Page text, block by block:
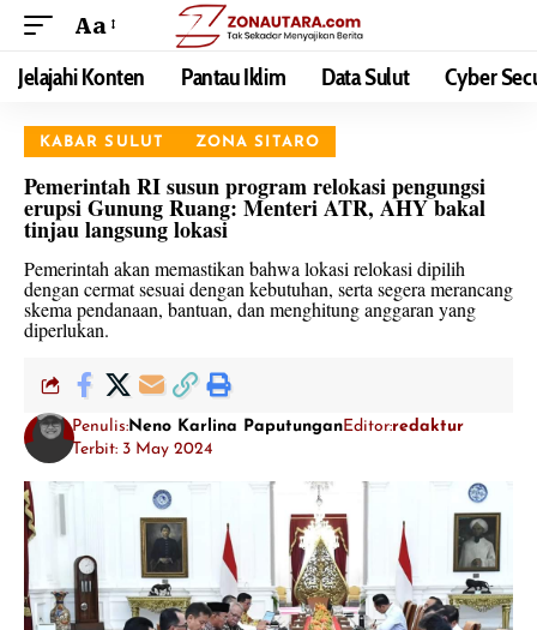
Aa
Jelajahi Konten Pantau Iklim Data Sulut Cyber
KABAR SULUT ZONA SITARO
Pemerintah RI susun program relokasi pengungsi
erupsi Gunung Ruang: Menteri ATR, AHY bakal
tinjau langsung lokasi
Pemerintah akan memastikan bahwa lokasi relokasi dipilih
dengan cermat sesuai dengan kebutuhan, serta segera merancang
skema pendanaan, bantuan, dan menghitung anggaran yang
diperlukan.
Penulis:Neno Karlina PaputunganEditor:redaktur
Terbit: 3 May 2024